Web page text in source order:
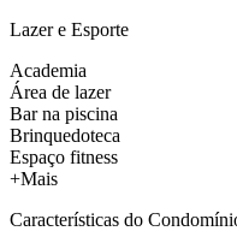
Lazer e Esporte
Academia
Área de lazer
Bar na piscina
Brinquedoteca
Espaço fitness
+Mais
Características do